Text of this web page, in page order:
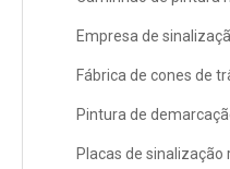
Empresa de
Fábrica de cones de
Pintura de
Placas de sinalização